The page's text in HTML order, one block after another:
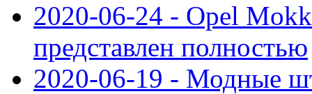
2020-06-24 - Opel
представлен полностью
2020-06-19 - Модные